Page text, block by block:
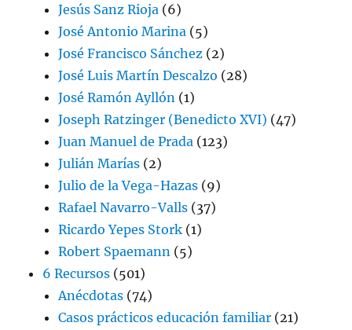
Jesús Sanz Rioja (6)
José Antonio Marina (5)
José Francisco Sánchez (2)
José Luis Martín Descalzo (28)
José Ramón Ayllón (1)
Joseph Ratzinger (Benedicto XVI) (47)
Juan Manuel de Prada (123)
Julián Marías (2)
Julio de la Vega-Hazas (9)
Rafael Navarro-Valls (37)
Ricardo Yepes Stork (1)
Robert Spaemann (5)
6 Recursos (501)
Anécdotas (74)
Casos prácticos educación familiar (21)